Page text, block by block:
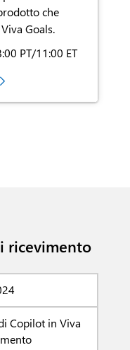
che
Goals.
PT/11:00 ET
ricevimento
Copilot in Viva